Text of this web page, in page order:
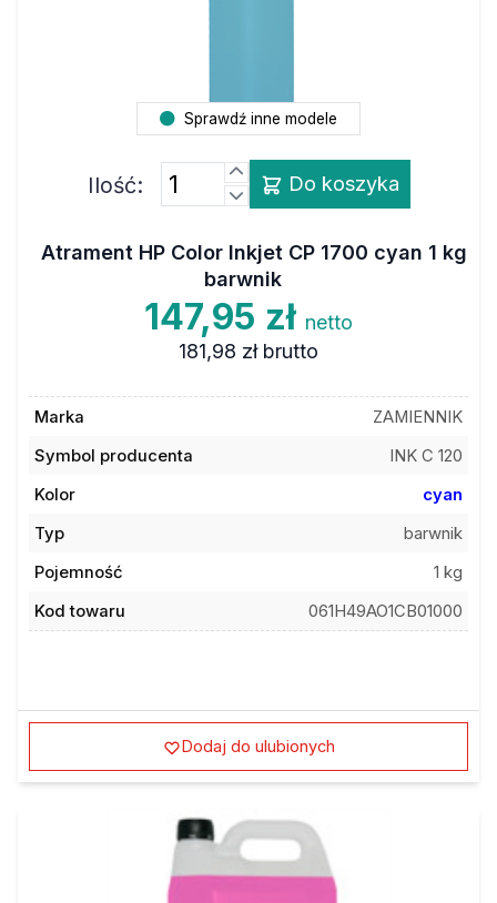
Sprawdź inne modele
Ilość: Do koszyka
Atrament HP Color Inkjet CP 1700 cyan 1 kg
barwnik
147,95 zł netto
181,98 zł brutto
Marka
ZAMIENNIK
Symbol producenta
INK C 120
Kolor
cyan
Typ
barwnik
Pojemność
1 kg
Kod towaru
061H49AO1CB01000
Dodaj do ulubionych